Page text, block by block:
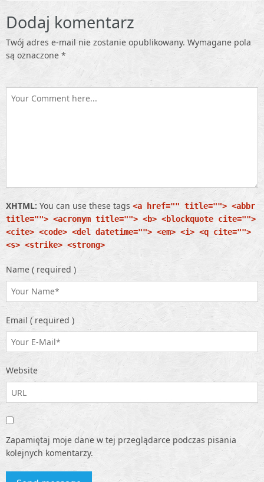
Dodaj komentarz
Twój adres e-mail nie zostanie opublikowany. Wymagane pola
są oznaczone *
XHTML: You can use these tags <a href="" title=""> <abbr
title=""> <acronym title=""> <b> <blockquote cite="">
<cite> <code> <del datetime=""> <em> <i> <q cite="">
<s> <strike> <strong>
Name ( required )
Email ( required )
Website
Zapamiętaj moje dane w tej przeglądarce podczas pisania
kolejnych komentarzy.